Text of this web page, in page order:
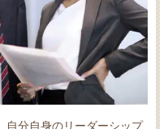
自分自身のリーダーシップ